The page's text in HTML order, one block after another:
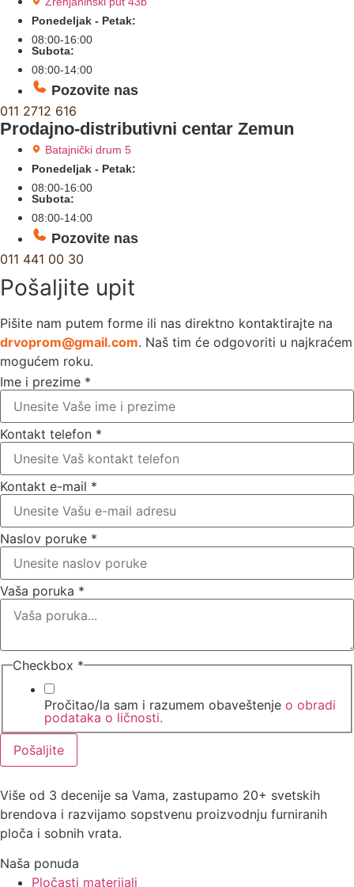
Ponedeljak - Petak:
08:00-16:00
Subota:
08:00-14:00
Pozovite nas
011 2712 616
Prodajno-distributivni centar Zemun
Batajnički drum 5
Ponedeljak - Petak:
08:00-16:00
Subota:
08:00-14:00
Pozovite nas
011 441 00 30
Pošaljite upit
Pišite nam putem forme ili nas direktno kontaktirajte na
drvoprom@gmail.com. Naš tim će odgovoriti u najkraćem
mogućem roku.
Ime i prezime *
Kontakt telefon *
Kontakt e-mail *
Naslov poruke *
Vaša poruka *
Checkbox *
Pročitao/la sam i razumem obaveštenje o obradi
podataka o ličnosti.
Pošaljite
Više od 3 decenije sa Vama, zastupamo 20+ svetskih
brendova i razvijamo sopstvenu proizvodnju furniranih
ploča i sobnih vrata.
Naša ponuda
Pločasti materijali